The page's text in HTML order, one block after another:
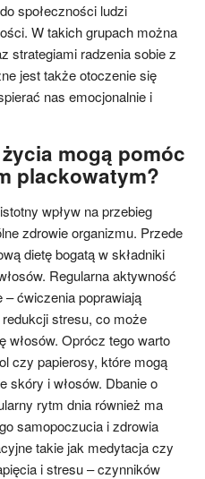
społeczności ludzi
W takich grupach można
strategiami radzenia sobie z
jest także otoczenie się
nas emocjonalnie i
mogą pomóc
plackowatym?
wpływ na przebieg
zdrowie organizmu. Przede
dietę bogatą w składniki
Regularna aktywność
ćwiczenia poprawiają
stresu, co może
włosów. Oprócz tego warto
czy papierosy, które mogą
skóry i włosów. Dbanie o
rytm dnia również ma
samopoczucia i zdrowia
takie jak medytacja czy
i stresu – czynników